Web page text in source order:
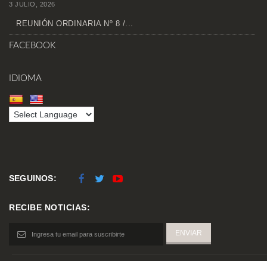
3 JULIO, 2026
REUNIÓN ORDINARIA Nº 8 /...
FACEBOOK
IDIOMA
SEGUINOS:
RECIBE NOTICIAS: